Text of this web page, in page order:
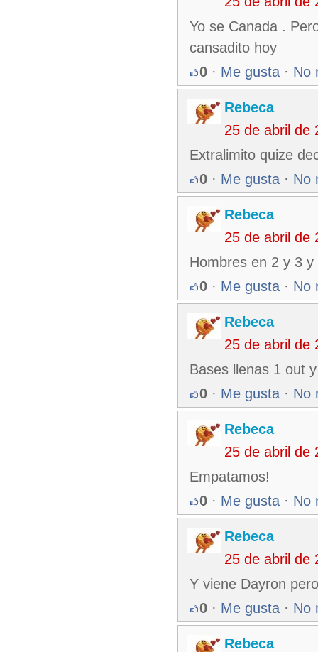
Yo se Canada .
cansadito hoy
0 · Me gusta · No
Rebeca
25 de abril de
Extralimito quize
0 · Me gusta · No
Rebeca
25 de abril de
Hombres en 2 y 3
0 · Me gusta · No
Rebeca
25 de abril de
Bases llenas 1 out
0 · Me gusta · No
Rebeca
25 de abril de
Empatamos!
0 · Me gusta · No
Rebeca
25 de abril de
Y viene Dayron
0 · Me gusta · No
Rebeca